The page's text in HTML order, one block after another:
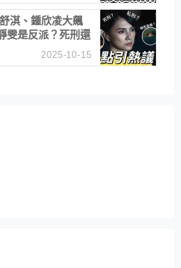
淇、鍾欣凌大飆
雯是反派？死刑還
2025-10-15